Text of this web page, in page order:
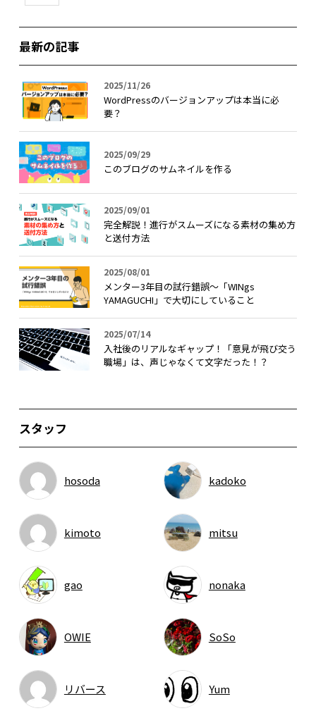
最新の記事
WordPressのバージョンアップは本当に必
要？
2025/11/26
このブログのサムネイルを作る
2025/09/29
完全解説！進行がスムーズになる素材の集め方
と送付方法
2025/09/01
メンター3年目の試行錯誤〜「WINgs
YAMAGUCHI」で大切にしていること
2025/08/01
入社後のリアルなギャップ！「意見が飛び交う
職場」は、声じゃなくて文字だった！？
2025/07/14
スタッフ
hosoda kadoko
kimoto mitsu
gao nonaka
OWIE SoSo
リバース Yum